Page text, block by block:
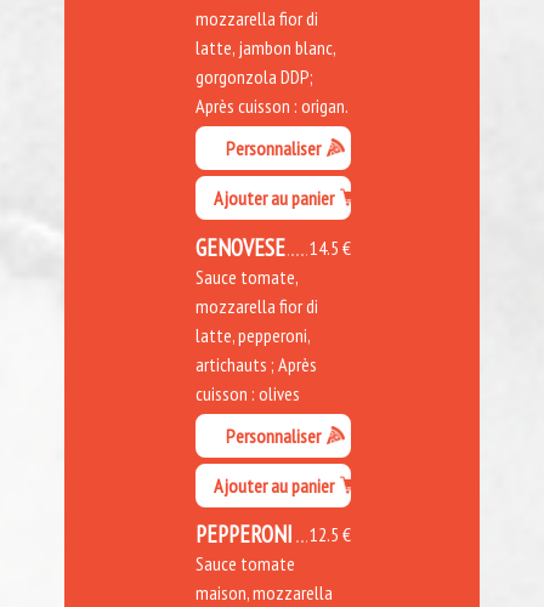
mozzarella fior di
latte, jambon blanc,
gorgonzola DDP;
Après cuisson : origan.
Personnaliser
Ajouter au panier
14.5 €
GENOVESE
Sauce tomate,
mozzarella fior di
latte, pepperoni,
artichauts ; Après
cuisson : olives
Personnaliser
Ajouter au panier
12.5 €
PEPPERONI
Sauce tomate
maison, mozzarella